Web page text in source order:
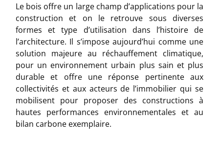
Le bois offre un large champ d’applications pour la
construction et on le retrouve sous diverses
formes et type d’utilisation dans l’histoire de
l’architecture. Il s’impose aujourd’hui comme une
solution majeure au réchauffement climatique,
pour un environnement urbain plus sain et plus
durable et offre une réponse pertinente aux
collectivités et aux acteurs de l’immobilier qui se
mobilisent pour proposer des constructions à
hautes performances environnementales et au
bilan carbone exemplaire.